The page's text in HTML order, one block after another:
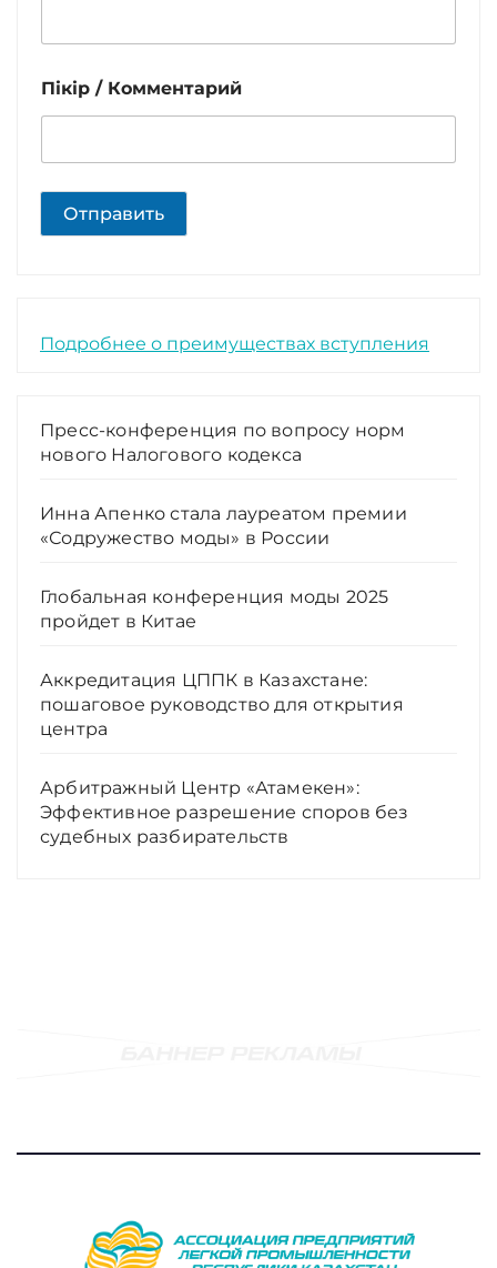
Пікір / Комментарий
Отправить
Подробнее о преимуществах вступления
Пресс-конференция по вопросу норм
нового Налогового кодекса
Инна Апенко стала лауреатом премии
«Содружество моды» в России
Глобальная конференция моды 2025
пройдет в Китае
Аккредитация ЦППК в Казахстане:
пошаговое руководство для открытия
центра
Арбитражный Центр «Атамекен»:
Эффективное разрешение споров без
судебных разбирательств